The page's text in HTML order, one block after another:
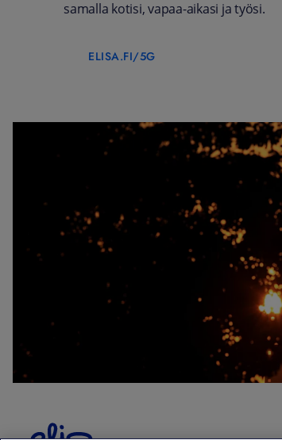
samalla kotisi, vapaa-aikasi ja työsi.
ELISA.FI/5G